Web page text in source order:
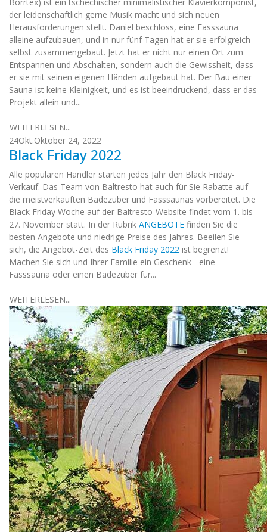
der leidenschaftlich gerne Musik macht und sich neuen
Herausforderungen stellt. Daniel beschloss, eine Fasssauna
alleine aufzubauen, und in nur fünf Tagen hat er sie erfolgreich
selbst zusammengebaut. Jetzt hat er nicht nur einen Ort zum
Entspannen und Abschalten, sondern auch die Gewissheit, dass
er sie mit seinen eigenen Händen aufgebaut hat. Der Bau einer
Sauna ist keine Kleinigkeit, und es ist beeindruckend, dass er das
Projekt allein und...
WEITERLESEN...
24Okt.Oktober 24, 2022
Black Friday 2022
Alle populären Händler starten jedes Jahr den Black Friday-
Verkauf. Das Team von Baltresto hat auch für Sie Rabatte auf
die meistverkauften Badezuber und Fasssaunas vorbereitet. Die
Black Friday Woche auf der Baltresto-Website findet vom 1. bis
27. November statt. In der Rubrik ANGEBOTE finden Sie die
besten Angebote und niedrige Preise des Jahres. Beeilen Sie
sich, die Angebot-Zeit des Black Friday 2022 ist begrenzt!
Machen Sie sich und Ihrer Familie ein Geschenk - eine
Fasssauna oder einen Badezuber für...
WEITERLESEN...